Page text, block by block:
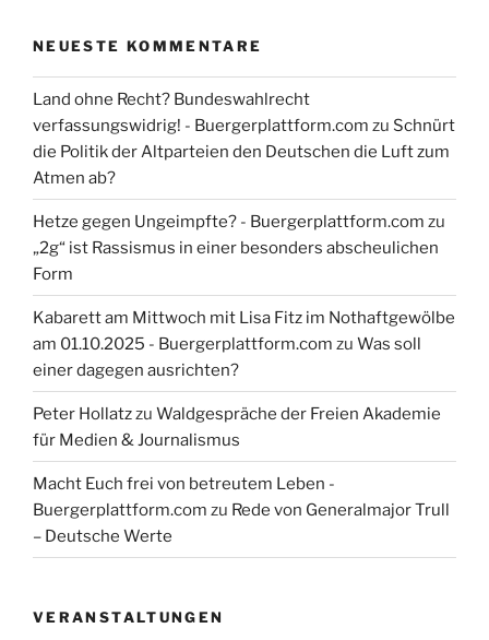
NEUESTE KOMMENTARE
Land ohne Recht? Bundeswahlrecht
verfassungswidrig! - Buergerplattform.com zu Schnürt
die Politik der Altparteien den Deutschen die Luft zum
Atmen ab?
Hetze gegen Ungeimpfte? - Buergerplattform.com zu
„2g“ ist Rassismus in einer besonders abscheulichen
Form
Kabarett am Mittwoch mit Lisa Fitz im Nothaftgewölbe
am 01.10.2025 - Buergerplattform.com zu Was soll
einer dagegen ausrichten?
Peter Hollatzzu Waldgespräche der Freien Akademie
für Medien & Journalismus
Macht Euch frei von betreutem Leben -
Buergerplattform.com zu Rede von Generalmajor Trull
– Deutsche Werte
VERANSTALTUNGEN